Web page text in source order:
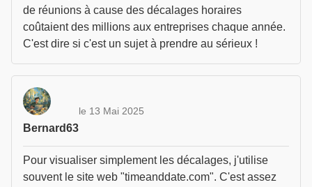
de réunions à cause des décalages horaires
coûtaient des millions aux entreprises chaque année.
C'est dire si c'est un sujet à prendre au sérieux !
Bernard63
le 13 Mai 2025
Pour visualiser simplement les décalages, j'utilise
souvent le site web "timeanddate.com". C'est assez